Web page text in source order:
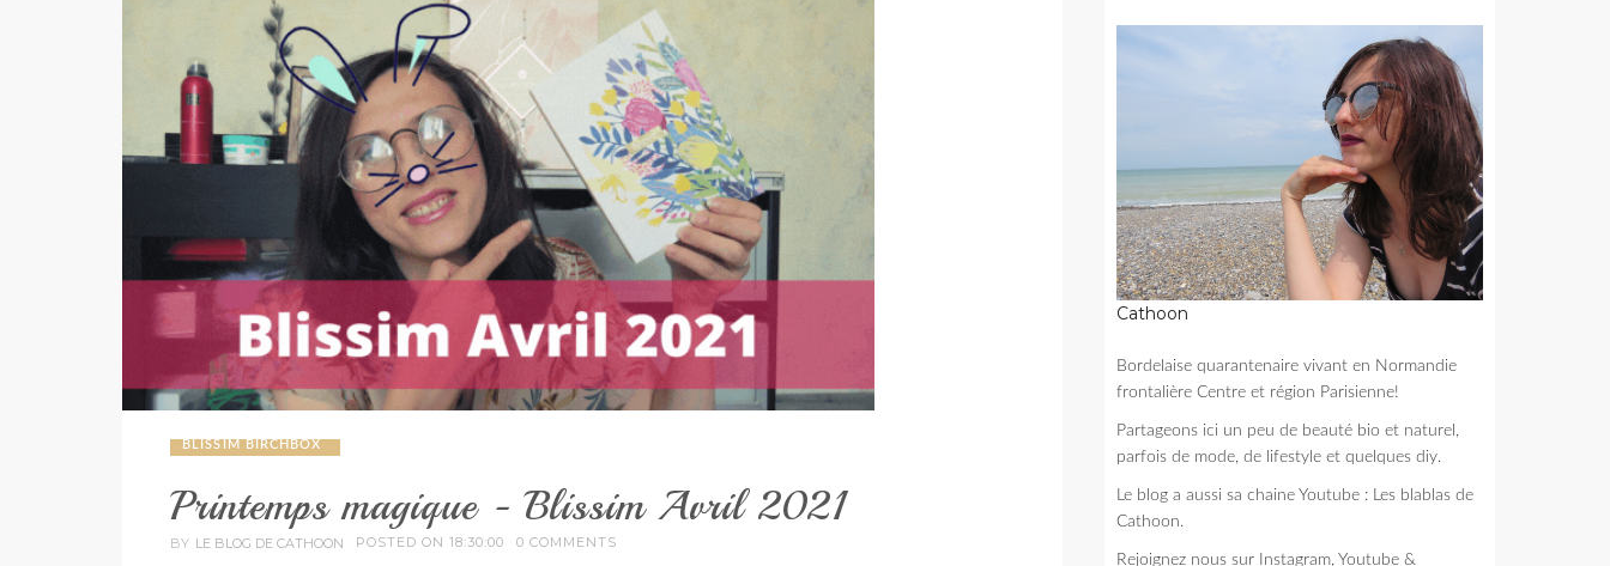
BLISSIM BIRCHBOX
Printemps magique - Blissim Avril 2021
BY LE BLOG DE CATHOON POSTED ON 18:30:00 0 COMMENTS
Cathoon
Bordelaise quarantenaire vivant en Normandie
frontalière Centre et région Parisienne!
Partageons ici un peu de beauté bio et naturel,
parfois de mode, de lifestyle et quelques diy.
Le blog a aussi sa chaine Youtube : Les blablas de
Cathoon.
Rejoignez nous sur Instagram, Youtube &